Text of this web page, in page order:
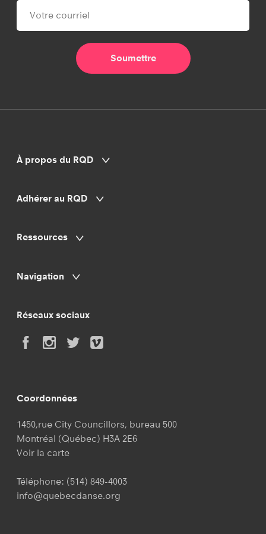
À propos du RQD
Adhérer au RQD
Ressources
Navigation
Réseaux sociaux
Coordonnées
1450,rue City Councillors, bureau 500
Montréal (Québec) H3A 2E6
Voir la carte
Téléphone: (514) 849-4003
info@quebecdanse.org